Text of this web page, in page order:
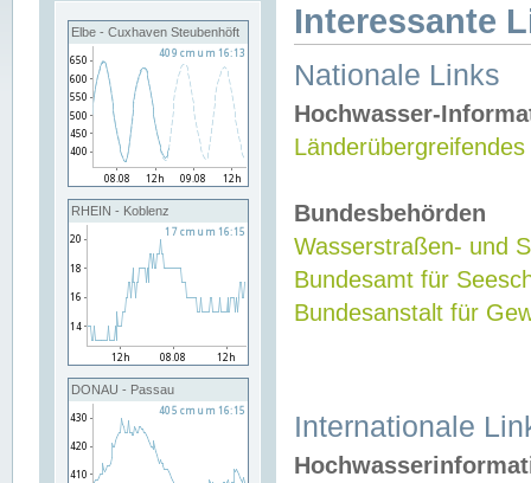
Elbe - Cuxhaven Steubenhöft
RHEIN - Koblenz
DONAU - Passau
Interessante
Nationale Links
Hochwasser-
Bundesbehörden
Wasserstraßen- und
Bundesamt für
Bundesanstalt für
Internationale